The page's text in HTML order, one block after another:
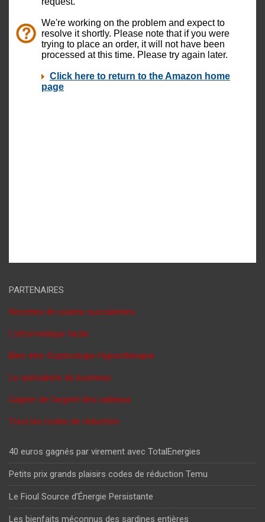
PARTENAIRES
Recettes de cuisine succulentes
L'informatique facile
Bien-être-Sophrologie-Hypnothérapie
Le spécialiste du business
Gagner de l'argent des cadeaux
Tous les codes de réduction
40 euros gagnés par virement avec TotalEnergies
Petits prix grands plaisirs codes de réduction Temu
Le Fioul Source d’Énergie Persistante
Les bienfaits méconnus des sardines entières